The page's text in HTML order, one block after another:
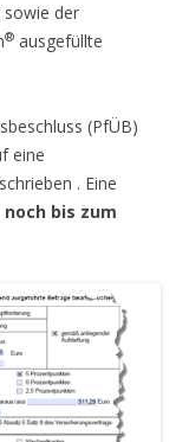
sowie der
® ausgefüllte
(PfÜB)
eine
. Eine
noch bis zum